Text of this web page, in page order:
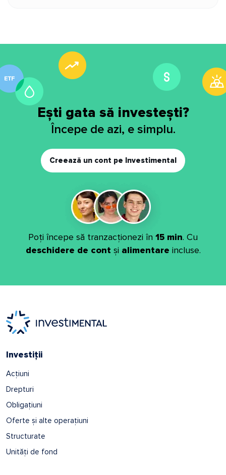
Ești gata să investești?
Începe de azi, e simplu.
Creează un cont pe Investimental
Poți începe să tranzacționezi în 15 min. Cu
deschidere de cont și alimentare incluse.
Investiții
Acțiuni
Drepturi
Obligațiuni
Oferte și alte operațiuni
Structurate
Unități de fond